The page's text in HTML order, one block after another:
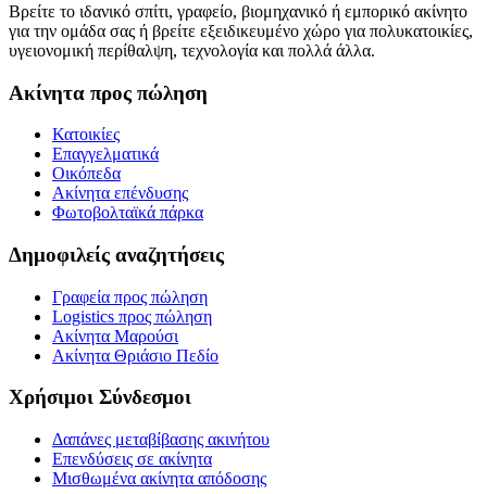
Βρείτε το ιδανικό σπίτι, γραφείο, βιομηχανικό ή εμπορικό ακίνητο
για την ομάδα σας ή βρείτε εξειδικευμένο χώρο για πολυκατοικίες,
υγειονομική περίθαλψη, τεχνολογία και πολλά άλλα.
Ακίνητα προς πώληση
Κατοικίες
Επαγγελματικά
Οικόπεδα
Ακίνητα επένδυσης
Φωτοβολταϊκά πάρκα
Δημοφιλείς αναζητήσεις
Γραφεία προς πώληση
Logistics προς πώληση
Ακίνητα Μαρούσι
Ακίνητα Θριάσιο Πεδίο
Χρήσιμοι Σύνδεσμοι
Δαπάνες μεταβίβασης ακινήτου
Επενδύσεις σε ακίνητα
Μισθωμένα ακίνητα απόδοσης